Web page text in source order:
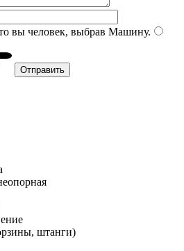
вы человек, выбрав Машину.
штанги)